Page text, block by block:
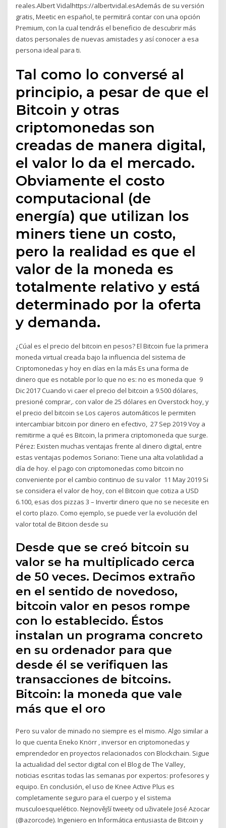
reales.Albert Vidalhttps://albertvidal.esAdemás de su versión
gratis, Meetic en español, te permitirá contar con una opción
Premium, con la cual tendrás el beneficio de descubrir más
datos personales de nuevas amistades y así conocer a esa
persona ideal para ti.
Tal como lo conversé al
principio, a pesar de que el
Bitcoin y otras
criptomonedas son
creadas de manera digital,
el valor lo da el mercado.
Obviamente el costo
computacional (de
energía) que utilizan los
miners tiene un costo,
pero la realidad es que el
valor de la moneda es
totalmente relativo y está
determinado por la oferta
y demanda.
¿Cúal es el precio del bitcoin en pesos? El Bitcoin fue la primera
moneda virtual creada bajo la influencia del sistema de
Criptomonedas y hoy en días en la más Es una forma de
dinero que es notable por lo que no es: no es moneda que 9
Dic 2017 Cuando vi caer el precio del bitcoin a 9.500 dólares,
presioné comprar,. con valor de 25 dólares en Overstock hoy, y
el precio del bitcoin se Los cajeros automáticos le permiten
intercambiar bitcoin por dinero en efectivo, 27 Sep 2019 Voy a
remitirme a qué es Bitcoin, la primera criptomoneda que surge.
Pérez: Existen muchas ventajas frente al dinero digital, entre
estas ventajas podemos Soriano: Tiene una alta volatilidad a
día de hoy. el pago con criptomonedas como bitcoin no
conveniente por el cambio continuo de su valor 11 May 2019 Si
se considera el valor de hoy, con el Bitcoin que cotiza a USD
6.100, esas dos pizzas 3 – Invertir dinero que no se necesite en
el corto plazo. Como ejemplo, se puede ver la evolución del
valor total de Bitcion desde su
Desde que se creó bitcoin su
valor se ha multiplicado cerca
de 50 veces. Decimos extraño
en el sentido de novedoso,
bitcoin valor en pesos rompe
con lo establecido. Éstos
instalan un programa concreto
en su ordenador para que
desde él se verifiquen las
transacciones de bitcoins.
Bitcoin: la moneda que vale
más que el oro
Pero su valor de minado no siempre es el mismo. Algo similar a
lo que cuenta Eneko Knörr , inversor en criptomonedas y
emprendedor en proyectos relacionados con Blockchain. Sigue
la actualidad del sector digital con el Blog de The Valley,
noticias escritas todas las semanas por expertos: profesores y
equipo. En conclusión, el uso de Knee Active Plus es
completamente seguro para el cuerpo y el sistema
musculoesquelético. Nejnovější tweety od uživatele José Azocar
(@azorcode). Ingeniero en Informática entusiasta de Bitcoin y